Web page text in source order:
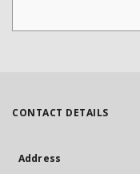
CONTACT DETAILS
Address